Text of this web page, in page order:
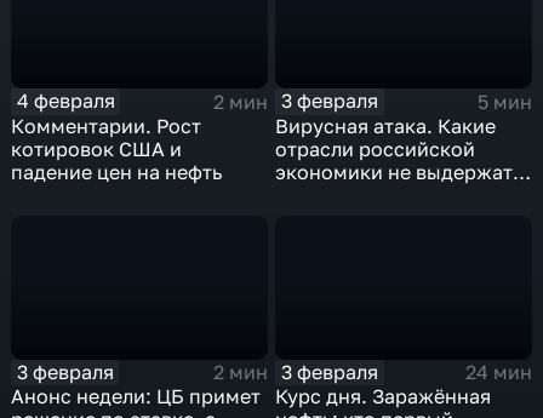
4 февраля
2 мин
Комментарии. Рост
котировок США и
падение цен на нефть
3 февраля
5 мин
Вирусная атака. Какие
отрасли российской
экономики не выдержат
3 февраля
2 мин
Анонс недели: ЦБ примет
3 февраля
24 мин
Курс дня. Заражённая